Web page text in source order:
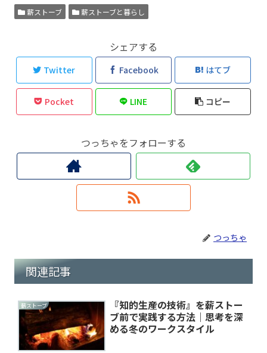
薪ストーブ 薪ストーブと暮らし
シェアする
Twitter Facebook はてブ
Pocket LINE コピー
つっちゃをフォローする
つっちゃ
関連記事
薪ストーブ
『知的生産の技術』を薪ストー
ブ前で実践する方法｜思考を深
める冬のワークスタイル